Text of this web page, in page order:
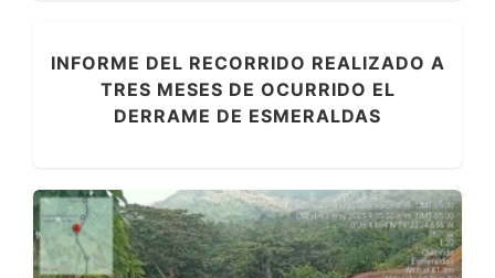
INFORME DEL RECORRIDO REALIZADO A
TRES MESES DE OCURRIDO EL
DERRAME DE ESMERALDAS